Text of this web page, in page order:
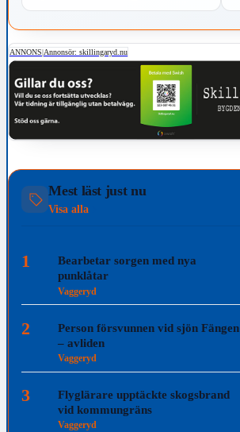
ANNONS|Annonsör: skillingaryd.nu
Mest läst just nu
Visa alla
1
Bearbetar sorgen med nya
punklåtar
Vaggeryd
2
Person försvunnen vid sjön Fängen
– avliden
Vaggeryd
3
Flyglärare upptäckte skogsbrand
vid kommungräns
Vaggeryd